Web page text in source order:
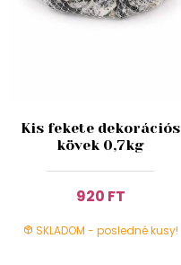
Kis fekete dekorációs
kövek 0,7kg
920 FT
SKLADOM - posledné kusy!